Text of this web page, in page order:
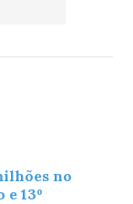
no
13º